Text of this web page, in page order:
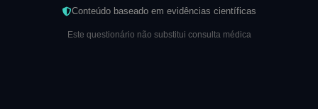
Conteúdo baseado em evidências científicas
Este questionário não substitui consulta médica